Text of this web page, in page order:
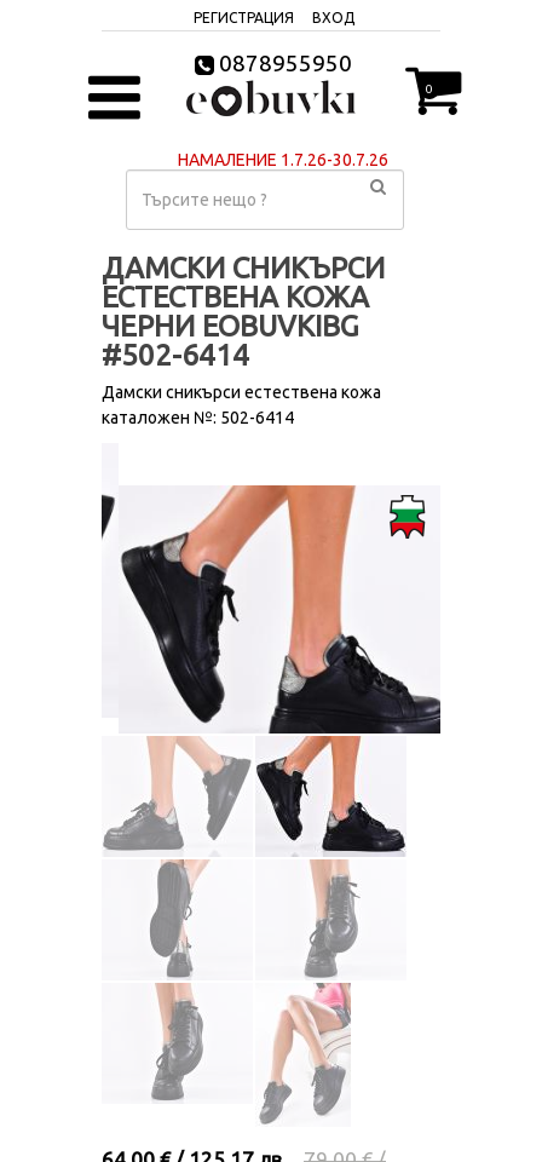
РЕГИСТРАЦИЯ ВХОД
0878955950
0
НАМАЛЕНИЕ 1.7.26-30.7.26
ДАМСКИ СНИКЪРСИ
ЕСТЕСТВЕНА КОЖА
ЧЕРНИ EOBUVKIBG
#502-6414
Дамски сникърси естествена кожа
каталожен №: 502-6414